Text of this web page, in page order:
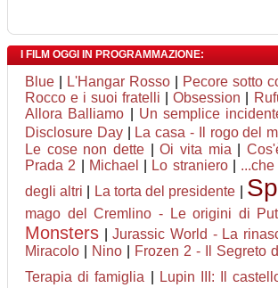
I FILM OGGI IN PROGRAMMAZIONE:
Blue L'Hangar Rosso Pecore sotto
Rocco e i suoi fratelli |Obsession
Allora Balliamo
Un semplice
Disclosure Day| La casa - Il rogo del
Le cose non dette|Oi vita mia
Prada 2
Michael Lo straniero|
degli altri
La torta del presidente
mago del Cremlino - Le origini di
Monsters |Jurassic World - La
Miracolo
Nino Frozen 2 - Il Segreto
Terapia di famiglia
Lupin III: Il